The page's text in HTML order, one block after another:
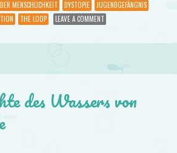
MENSCHLICHKEIT DYSTOPIE
JUGENDGEFÄNGNIS
THE LOOP LEAVE A COMMENT
des Wassers von